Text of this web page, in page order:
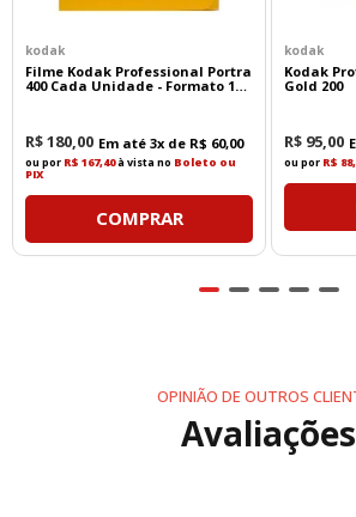
kodak
Filme Kodak Professional Portra
400 Cada Unidade - Formato 135
R$180,00 Em até 3x de R$ 60,00
ou por R$ 167,40à vista no Boleto ou
PIX
COMPRAR
kodak
Kodak
Gold 200
R$ 95,00
ou por R$
OPINIÃO DE OUTROS
Avaliações